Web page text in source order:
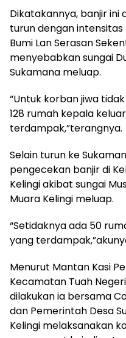
Dikatakannya, banjir ini
turun dengan
Bumi Lan Serasan
menyebabkan sungai
Sukamana meluap.
“Untuk korban jiwa
128 rumah kepala
terdampak,”terangnya.
Selain turun ke
pengecekan banjir di
Kelingi akibat sungai
Muara Kelingi meluap.
“Setidaknya ada 50
yang
Menurut Mantan Kasi
Kecamatan Tuah
dilakukan ia bersama
dan Pemerintah Desa
Kelingi melaksanakan